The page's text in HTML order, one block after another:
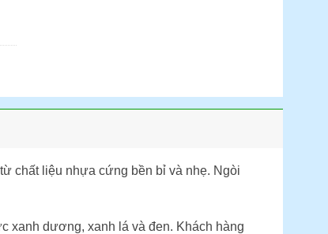
chất liệu nhựa cứng bền bỉ và nhẹ. Ngòi
xanh dương, xanh lá và đen. Khách hàng